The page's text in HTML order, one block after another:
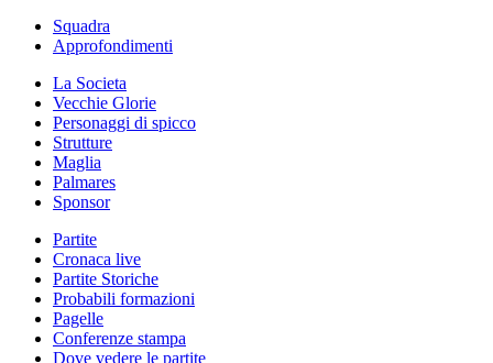
Squadra
Approfondimenti
La Societa
Vecchie Glorie
Personaggi di spicco
Strutture
Maglia
Palmares
Sponsor
Partite
Cronaca live
Partite Storiche
Probabili formazioni
Pagelle
Conferenze stampa
Dove vedere le partite